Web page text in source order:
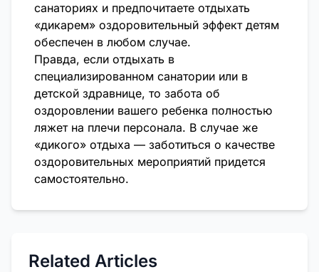
санаториях и предпочитаете отдыхать
«дикарем» оздоровительный эффект детям
обеспечен в любом случае.
Правда, если отдыхать в
специализированном санатории или в
детской здравнице, то забота об
оздоровлении вашего ребенка полностью
ляжет на плечи персонала. В случае же
«дикого» отдыха — заботиться о качестве
оздоровительных мероприятий придется
самостоятельно.
Related Articles